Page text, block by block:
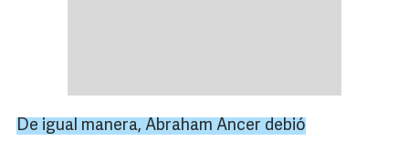
De igual manera, Abraham Ancer debió